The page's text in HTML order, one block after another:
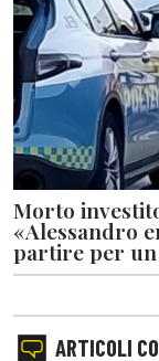
Morto
«Alessandro
partire per un
ARTICOLI